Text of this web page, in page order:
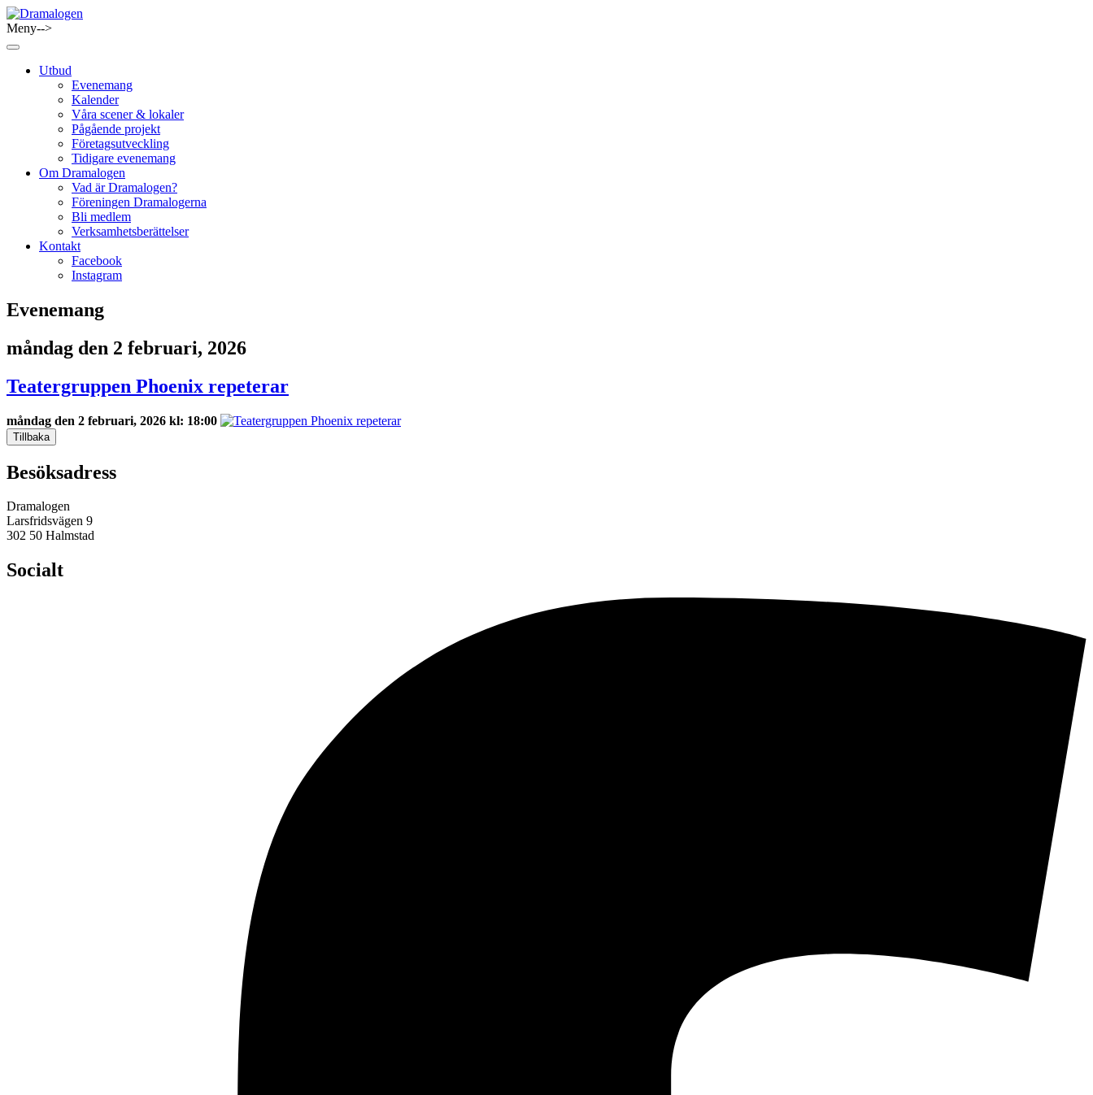
Skip
to
content
Meny-->
Utbud
Evenemang
Kalender
Våra scener & lokaler
Pågående projekt
Företagsutveckling
Tidigare evenemang
Om Dramalogen
Vad är Dramalogen?
Föreningen Dramalogerna
Bli medlem
Verksamhetsberättelser
Kontakt
Facebook
Instagram
Evenemang
måndag den 2 februari, 2026
Teatergruppen Phoenix repeterar
måndag den 2 februari, 2026 kl: 18:00
Tillbaka
Besöksadress
Dramalogen
Larsfridsvägen 9
302 50 Halmstad
Socialt